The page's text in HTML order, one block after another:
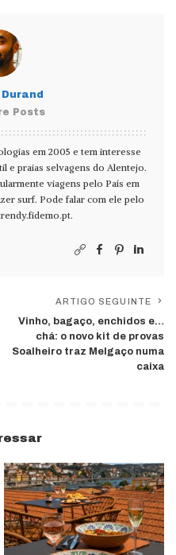
Posts
em 2005 e tem interesse
e praias selvagens do Alentejo.
viagens pelo País em
surf. Pode falar com ele pelo
.
ARTIGO SEGUINTE
Vinho, bagaço, enchidos e…
chá: o novo kit de provas
Soalheiro traz Melgaço numa
caixa